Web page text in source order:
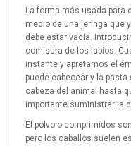
La forma más usada para
medio de una jeringa que
debe estar vacía.
comisura de los labios.
instante y apretamos el
puede cabecear y la
cabeza del animal hasta
importante suministrar la
El polvo o comprimidos
pero los caballos suelen